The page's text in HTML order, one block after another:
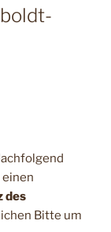
des
Bitte um